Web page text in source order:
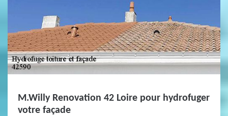
M.Willy Renovation 42 Loire pour hydrofuger
votre façade